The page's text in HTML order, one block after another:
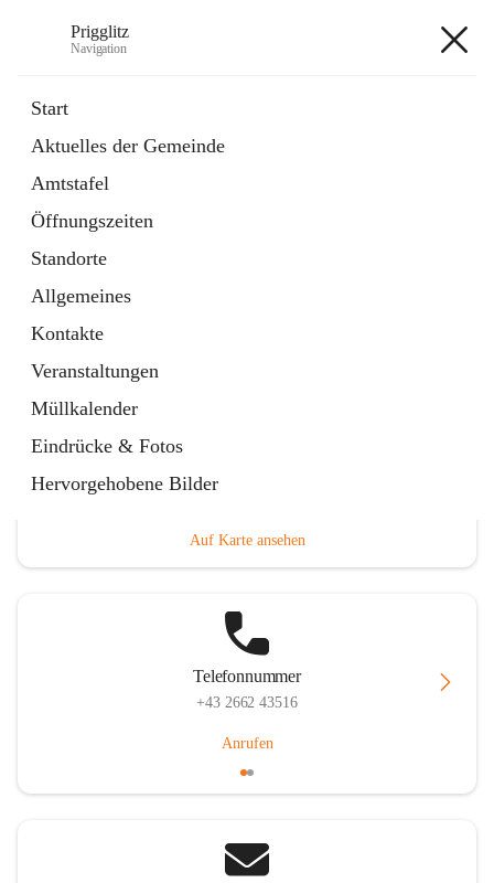
Prigglitz
Navigation
Start
Aktuelles der Gemeinde
Amtstafel
Öffnungszeiten
Standorte
Allgemeines
Kontakte
Veranstaltungen
Müllkalender
Eindrücke & Fotos
Hervorgehobene Bilder
Externe Webseite
in
Tab
Gemeindezeitung
Ordner
öffnet
in
neuem
Tab
Hauptadresse
Auf Karte ansehen
Telefonnummer
+43 2662 43516
Anrufen